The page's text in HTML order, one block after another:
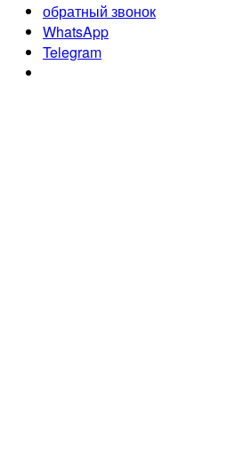
обратный звонок
WhatsApp
Telegram